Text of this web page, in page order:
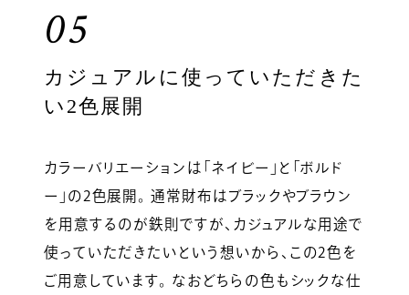
05
カジュアルに使っていただきた
い2色展開
カラーバリエーションは「ネイビー」と「ボルド
ー」の2色展開。 通常財布はブラックやブラウン
を用意するのが鉄則ですが、カジュアルな用途で
使っていただきたいという想いから、この2色を
ご用意しています。 なおどちらの色もシックな仕